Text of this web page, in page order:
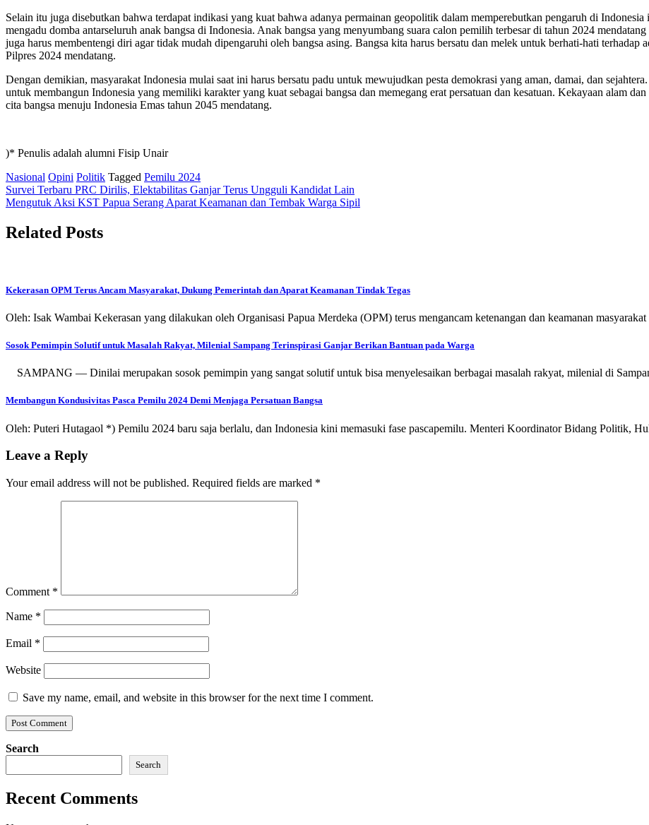
Selain itu juga disebutkan bahwa terdapat indikasi yang kuat bahwa adanya permainan geopolitik dalam memperebutkan pengaruh di
mengadu domba antarseluruh anak bangsa di Indonesia. Anak bangsa yang menyumbang suara calon pemilih terbesar di tahun 2024
juga harus membentengi diri agar tidak mudah dipengaruhi oleh bangsa asing. Bangsa kita harus bersatu dan melek untuk berhati-hati
Pilpres 2024 mendatang.
Dengan demikian, masyarakat Indonesia mulai saat ini harus bersatu padu untuk mewujudkan pesta demokrasi yang aman, damai, dan
untuk membangun Indonesia yang memiliki karakter yang kuat sebagai bangsa dan memegang erat persatuan dan kesatuan. Kekayaan alam
cita bangsa menuju Indonesia Emas tahun 2045 mendatang.
)* Penulis adalah alumni Fisip Unair
Nasional Opini Politik Tagged Pemilu 2024
Post
navigation
Survei Terbaru PRC Dirilis, Elektabilitas Ganjar Terus Ungguli Kandidat Lain
Mengutuk Aksi KST Papua Serang Aparat Keamanan dan Tembak Warga Sipil
Related Posts
Kekerasan OPM Terus Ancam Masyarakat, Dukung Pemerintah dan Aparat Keamanan Tindak Tegas
Oleh: Isak Wambai Kekerasan yang dilakukan oleh Organisasi Papua Merdeka (OPM) terus mengancam ketenangan dan keamanan
Sosok Pemimpin Solutif untuk Masalah Rakyat, Milenial Sampang Terinspirasi Ganjar Berikan Bantuan pada Warga
SAMPANG — Dinilai merupakan sosok pemimpin yang sangat solutif untuk bisa menyelesaikan berbagai masalah rakyat, milenial di
Membangun Kondusivitas Pasca Pemilu 2024 Demi Menjaga Persatuan Bangsa
Oleh: Puteri Hutagaol *) Pemilu 2024 baru saja berlalu, dan Indonesia kini memasuki fase pascapemilu. Menteri Koordinator Bidang Politik,
Leave a Reply
Your email address will not be published. Required fields are marked *
Comment *
Name *
Email *
Website
Save my name, email, and website in this browser for the next time I comment.
Search
Search
Recent Comments